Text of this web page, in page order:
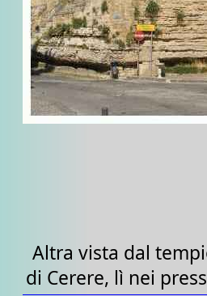
Altra vista dal
di Cerere, lì nei